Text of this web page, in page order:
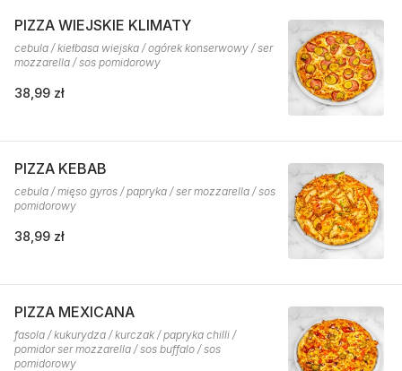
PIZZA WIEJSKIE KLIMATY
cebula / kiełbasa wiejska / ogórek konserwowy / ser
mozzarella / sos pomidorowy
38,99 zł
PIZZA KEBAB
cebula / mięso gyros / papryka / ser mozzarella / sos
pomidorowy
38,99 zł
PIZZA MEXICANA
fasola / kukurydza / kurczak / papryka chilli /
pomidor ser mozzarella / sos buffalo / sos
pomidorowy